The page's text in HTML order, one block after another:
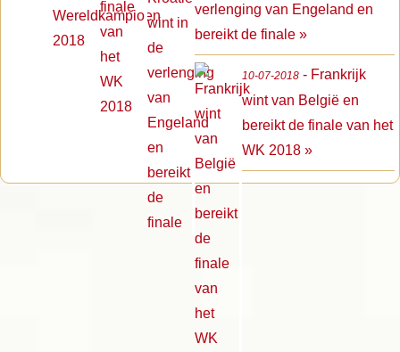
verlenging van Engeland en
bereikt de finale »
10-07-2018 - Frankrijk
wint van België en
bereikt de finale van het
WK 2018 »